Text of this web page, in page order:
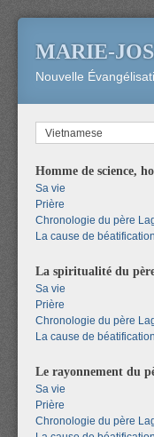
MARIE-
Nouvelle
Vietnamese
Homme de science,
Sa vie
Prière
Chronologie du père
La cause de béatification
La spiritualité du
Sa vie
Prière
Chronologie du père
La cause de béatification
Le rayonnement du
Sa vie
Prière
Chronologie du père